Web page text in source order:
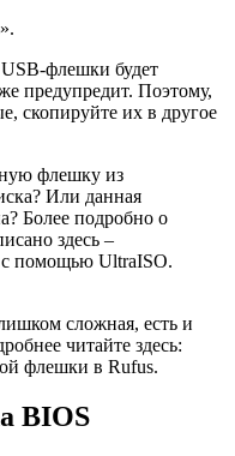
флешки будет
предупредит. Поэтому,
скопируйте их в другое
флешку из
Или данная
Более подробно о
здесь –
с помощью UltraISO.
сложная, есть и
читайте здесь:
флешки в Rufus.
BIOS